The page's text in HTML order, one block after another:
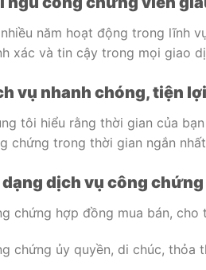
năm hoạt động trong lĩnh
xác và tin cậy trong mọi giao
vụ nhanh chóng, tiện lợi
tôi hiểu rằng thời gian của
chứng trong thời gian ngắn
dịch vụ công chứng
chứng hợp đồng mua bán, cho
chứng ủy quyền, di chúc, thỏa